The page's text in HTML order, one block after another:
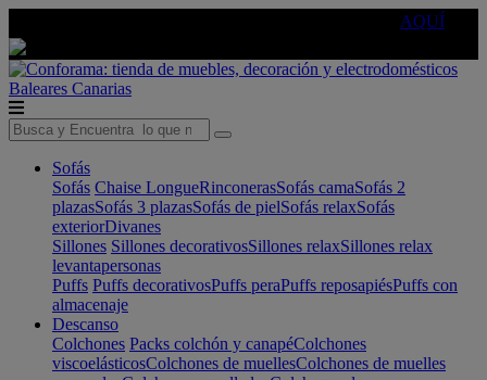
AQUÍ
Baleares Canarias
Sofás
Sofás Chaise LongueRinconerasSofás camaSofás 2
plazasSofás 3 plazasSofás de pielSofás relaxSofás
exteriorDivanes
Sillones Sillones decorativosSillones relaxSillones relax
levantapersonas
Puffs Puffs decorativosPuffs peraPuffs reposapiésPuffs con
almacenaje
Descanso
Colchones Packs colchón y canapéColchones
viscoelásticosColchones de muellesColchones de muelles